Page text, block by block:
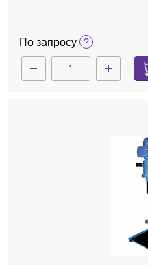
По запросу